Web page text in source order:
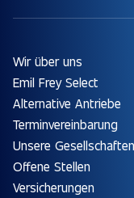
Wir über uns
Emil Frey Select
Alternative Antriebe
Terminvereinbarung
Unsere Gesellschaften
Offene Stellen
Versicherungen